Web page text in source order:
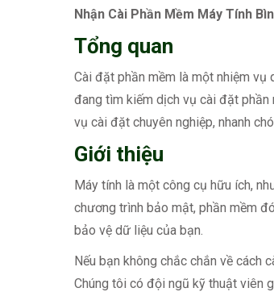
Nhận Cài Phần Mềm Máy Tính
Tổng quan
Cài đặt phần mềm là một nhiệm vụ
đang tìm kiếm dịch vụ cài đặt phần
vụ cài đặt chuyên nghiệp, nhanh
Giới thiệu
Máy tính là một công cụ hữu ích,
chương trình bảo mật, phần mềm
bảo vệ dữ liệu của bạn.
Nếu bạn không chắc chắn về cách
Chúng tôi có đội ngũ kỹ thuật viên